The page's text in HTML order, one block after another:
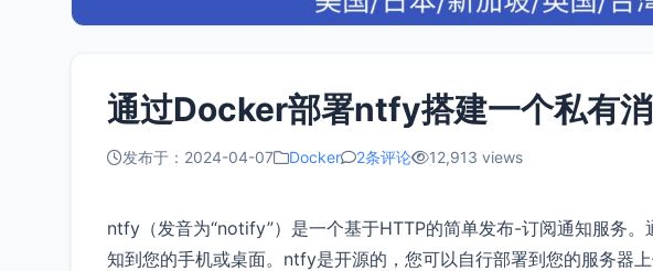
通过Docker部署ntfy搭建一个私有
发布于：2024-04-07 Docker 2条评论 12,913 views
ntfy（发音为“notify”）是一个基于HTTP的简单发布-订阅通知服务
知到您的手机或桌面。ntfy是开源的，您可以自行部署到您的服务器